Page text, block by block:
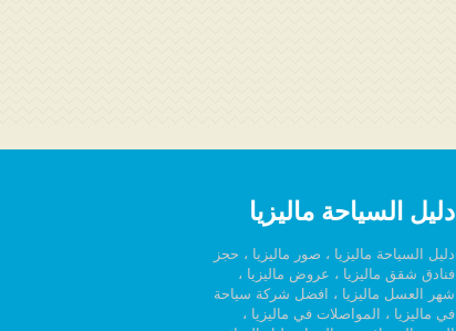
دليل السياحة ماليزيا
دليل السياحة ماليزيا ، صور ماليزيا ، حجز
فنادق شقق ماليزيا ، عروض ماليزيا ،
شهر العسل ماليزيا ، افضل شركة سياحة
في ماليزيا ، المواصلات في ماليزيا ،